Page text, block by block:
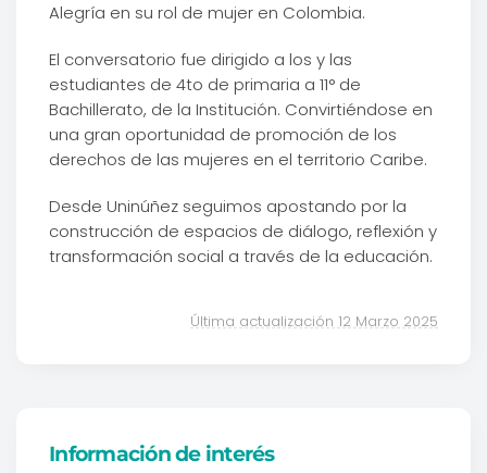
Alegría en su rol de mujer en Colombia.
El conversatorio fue dirigido a los y las
estudiantes de 4to de primaria a 11° de
Bachillerato, de la Institución. Convirtiéndose en
una gran oportunidad de promoción de los
derechos de las mujeres en el territorio Caribe.
Desde Uninúñez seguimos apostando por la
construcción de espacios de diálogo, reflexión y
transformación social a través de la educación.
Última actualización 12 Marzo 2025
Información de interés